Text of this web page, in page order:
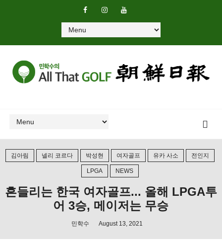
김아림 넬리 코르다 박성현 여자골프 유카 사소 전인지
LPGA NEWS
흔들리는 한국 여자골프... 올해 LPGA투
어 3승, 메이저는 무승
민학수 August 13, 2021